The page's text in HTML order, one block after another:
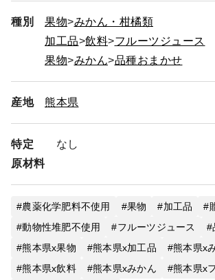
種別 果物
みかん・柑橘類
加工品
飲料
フルーツジュース
果物
みかん 品種おまかせ
産地 熊本県
特定
原材料
なし
農薬化学肥料不使用 果物 加工品
動物性堆肥不使用
フルーツジュース
熊本県x果物
熊本県x加工品
熊本県x
熊本県x飲料
熊本県xみかん
熊本県x